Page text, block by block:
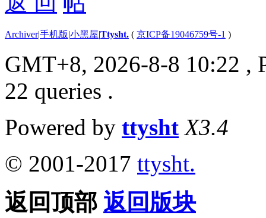
Archiver|手机版|小黑屋|Ttysht. ( 京ICP备19046759号-1 )
GMT+8, 2026-8-8 10:22 ,
22 queries .
Powered by ttysht X3.4
© 2001-2017 ttysht.
返回顶部 返回版块